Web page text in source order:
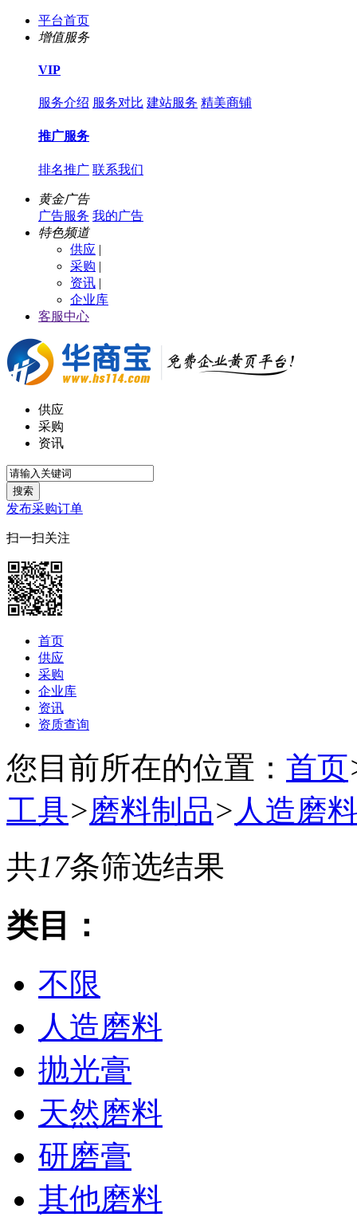
平台首页
增值服务
VIP
服务介绍 服务对比 建站服务 精美商铺
推广服务
排名推广 联系我们
黄金广告
广告服务 我的广告
特色频道
供应 |
采购 |
资讯 |
企业库
客服中心
供应
采购
资讯
搜索
发布采购订单
扫一扫关注
首页
供应
采购
企业库
资讯
资质查询
您目前所在的位置： 首页
工具>磨料制品> 人造磨
共17条筛选结果
类目：
不限
人造磨料
抛光膏
天然磨料
研磨膏
其他磨料